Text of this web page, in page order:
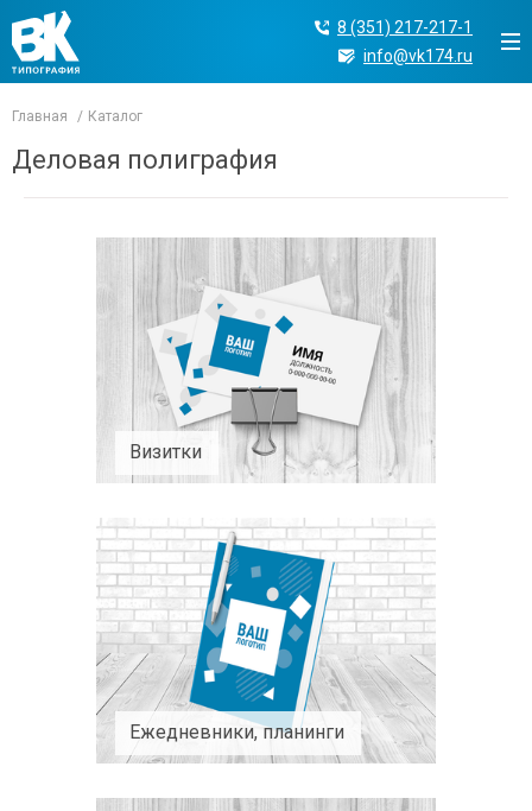
8 (351) 217-217-1
info@vk174.ru
Главная Каталог
Деловая полиграфия
Визитки
Ежедневники, планинги